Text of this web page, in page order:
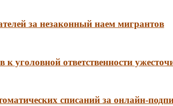
за незаконный наем мигрантов
уголовной ответственности
списаний за онлайн-